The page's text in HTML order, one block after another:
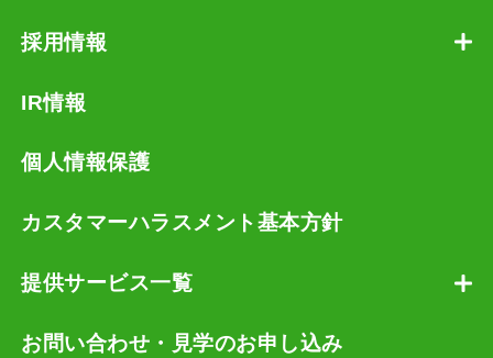
採用情報
IR情報
個人情報保護
カスタマーハラスメント基本方針
提供サービス一覧
お問い合わせ・見学のお申し込み